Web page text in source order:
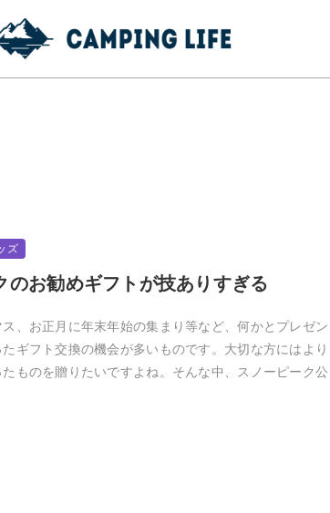
ズ
のお勧めギフトが技ありすぎる
、お正月に年末年始の集まり等など、何かとプレゼン
たギフト交換の機会が多いものです。大切な方にはより
ものを贈りたいですよね。そんな中、スノーピーク公